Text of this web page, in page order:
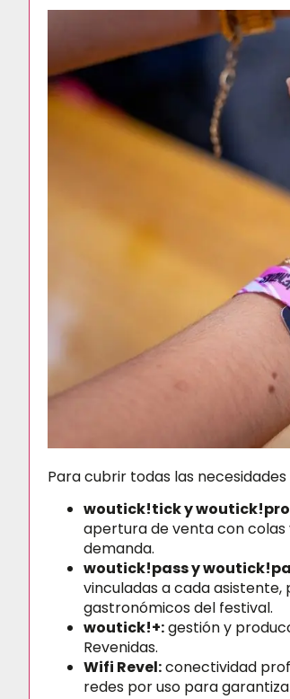
Para cubrir todas las
woutick!tickywoutick!pro
apertura de venta con
demanda.
woutick!passy
vinculadas a cada
gastronómicos del festival.
woutick!+:gestión y
Revenidas.
Wifi Revel:conectividad
redes por uso para